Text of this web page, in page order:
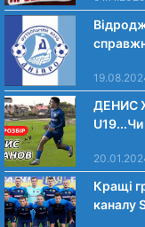
ДЕНИС
U19...Чи
Кращі
каналу